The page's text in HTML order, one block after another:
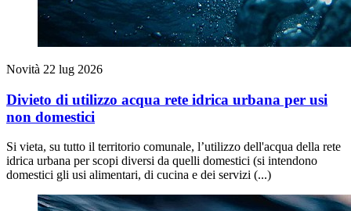
Novità 22 lug 2026
Divieto di utilizzo acqua rete idrica urbana per usi
non domestici
Si vieta, su tutto il territorio comunale, l’utilizzo dell'acqua della rete
idrica urbana per scopi diversi da quelli domestici (si intendono
domestici gli usi alimentari, di cucina e dei servizi (...)